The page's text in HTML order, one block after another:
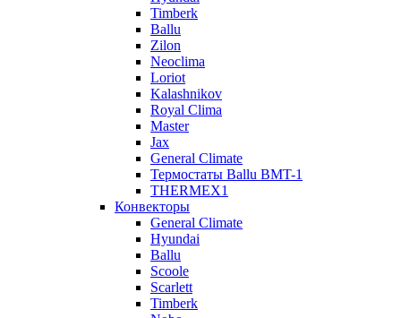
Timberk
Ballu
Zilon
Neoclima
Loriot
Kalashnikov
Royal Clima
Master
Jax
General Climate
Термостаты Ballu BMT-1
THERMEX1
Конвекторы
General Climate
Hyundai
Ballu
Scoole
Scarlett
Timberk